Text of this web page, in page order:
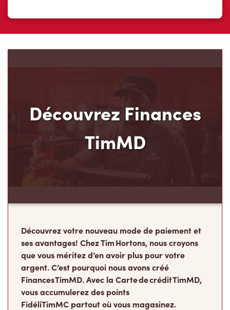
Découvrez Finances
TimMD
Découvrez votre nouveau mode de paiement et
ses avantages! Chez Tim Hortons, nous croyons
que vous méritez d’en avoir plus pour votre
argent. C’est pourquoi nous avons créé
Finances TimMD. Avec la Carte de crédit TimMD,
vous accumulerez des points
FidéliTimMC partout où vous magasinez.